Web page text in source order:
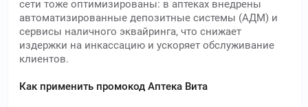
сети тоже оптимизированы: в аптеках внедрены
автоматизированные депозитные системы (АДМ) и
сервисы наличного эквайринга, что снижает
издержки на инкассацию и ускоряет обслуживание
клиентов.
Как применить промокод Аптека Вита